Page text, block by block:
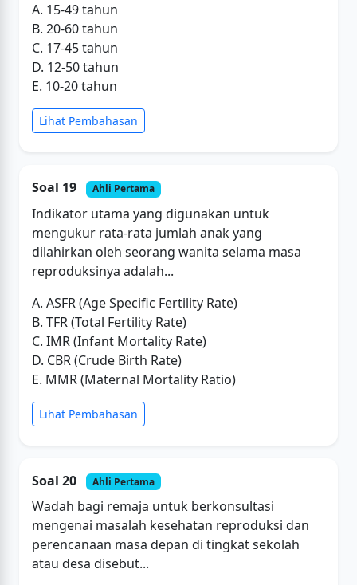
A. 15-49 tahun
B. 20-60 tahun
C. 17-45 tahun
D. 12-50 tahun
E. 10-20 tahun
Lihat Pembahasan
Soal 19 Ahli Pertama
Indikator utama yang digunakan untuk
mengukur rata-rata jumlah anak yang
dilahirkan oleh seorang wanita selama masa
reproduksinya adalah...
A. ASFR (Age Specific Fertility Rate)
B. TFR (Total Fertility Rate)
C. IMR (Infant Mortality Rate)
D. CBR (Crude Birth Rate)
E. MMR (Maternal Mortality Ratio)
Lihat Pembahasan
Soal 20 Ahli Pertama
Wadah bagi remaja untuk berkonsultasi
mengenai masalah kesehatan reproduksi dan
perencanaan masa depan di tingkat sekolah
atau desa disebut...